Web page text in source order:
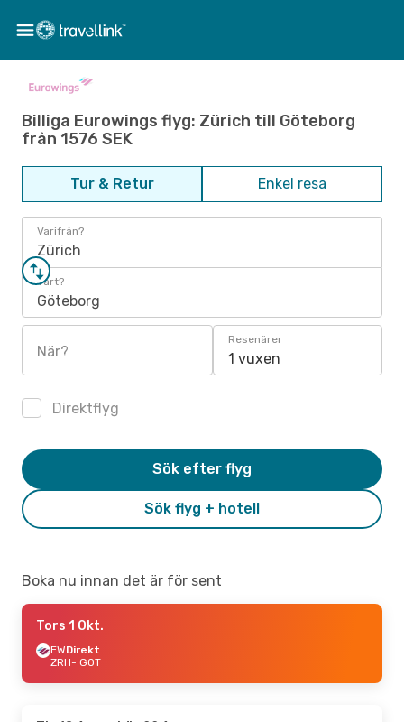
Billiga Eurowings flyg: Zürich till Göteborg
från 1576 SEK
Tur & Retur Enkel resa
Varifrån?
Zürich
Vart?
Göteborg
När?
Resenärer
1 vuxen
Direktflyg
Sök flyg + hotell
Sök efter flyg
Boka nu innan det är för sent
Tors 1 Okt.
EWDirekt
ZRH- GOT